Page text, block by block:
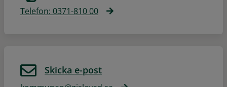
Telefon: 0371-810 00
Skicka e-post